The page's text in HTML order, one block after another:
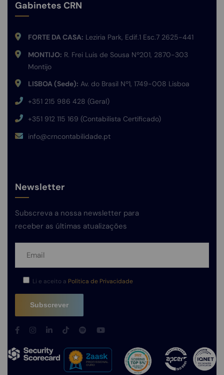
Gabinetes CRN
FORTE DA CASA: Leziria Park, Edif.1 Esc.7 2625-441
MONTIJO: R. Frei Luis de Sousa Nº201, 2870-303
Montijo
LISBOA (Sede): Av. do Brasil Nº1, 1749-008 Lisboa
+351 215 986 428 (Geral)
+351 912 115 169 (Contabilista Certificado)
info@crncontabilidade.pt
Newsletter
Subscreva a nossa newsletter para
receber as últimas atualizações
Li e aceito a Política de Privacidade